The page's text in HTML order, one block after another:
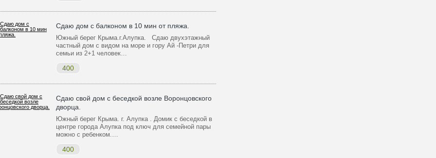
Сдаю дом с балконом в 10 мин от пляжа.
Южный берег Крыма.г.Алупка. Сдаю двухэтажный
частный дом с видом на море и гору Ай -Петри для
семьи из 2+1 человек…
400
Сдаю свой дом с беседкой возле Воронцовского
дворца.
Южный берег Крыма. г. Алупка . Домик с беседкой в
центре города Алупка под ключ для семейной пары
можно с ребенком.…
400